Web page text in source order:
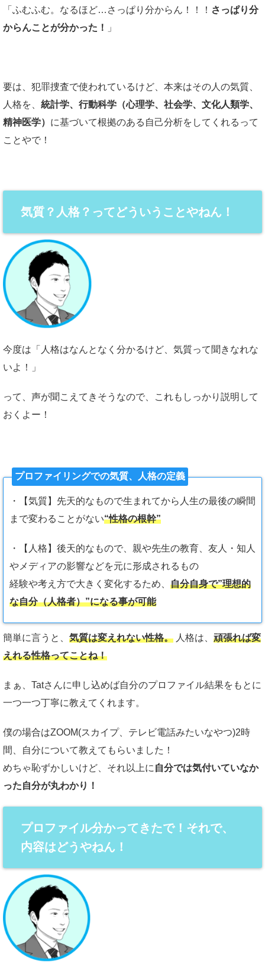
「ふむふむ。なるほど…さっぱり分からん！！！ さっぱり分
からんことが分かった！
」
要は、犯罪捜査で使われているけど、本来はその人の気質、
人格を、 統計学、行動科学（心理学、社会学、文化人類学、
精神医学） に基づいて根拠のある自己分析をしてくれるって
ことやで！
気質？人格？ってどういうことやねん！
今度は「人格はなんとなく分かるけど、気質って聞きなれな
いよ！」
って、声が聞こえてきそうなので、これもしっかり説明して
おくよー！
プロファイリングでの気質、人格の定義
・【気質】先天的なもので生まれてから人生の最後の瞬間
まで変わることがない“性格の根幹”
・【人格】後天的なもので、親や先生の教育、友人・知人
やメディアの影響などを元に形成されるもの
経験や考え方で大きく変化するため、 自分自身で”理想的
な自分（人格者）”になる事が可能
簡単に言うと、 気質は変えれない性格。 人格は、 頑張れば変
えれる性格ってことね！
まぁ、Tatさんに申し込めば自分のプロファイル結果をもとに
一つ一つ丁寧に教えてくれます。
僕の場合はZOOM(スカイプ、テレビ電話みたいなやつ)2時
間、自分について教えてもらいました！
めちゃ恥ずかしいけど、それ以上に 自分では気付いていなか
った自分が丸わかり！
プロファイル分かってきたで！それで、
内容はどうやねん！